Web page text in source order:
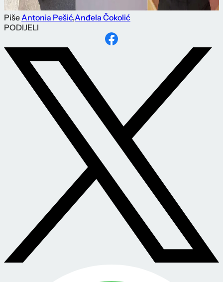
PišeAntonia Pešić,Anđela Čokolić
PODIJELI